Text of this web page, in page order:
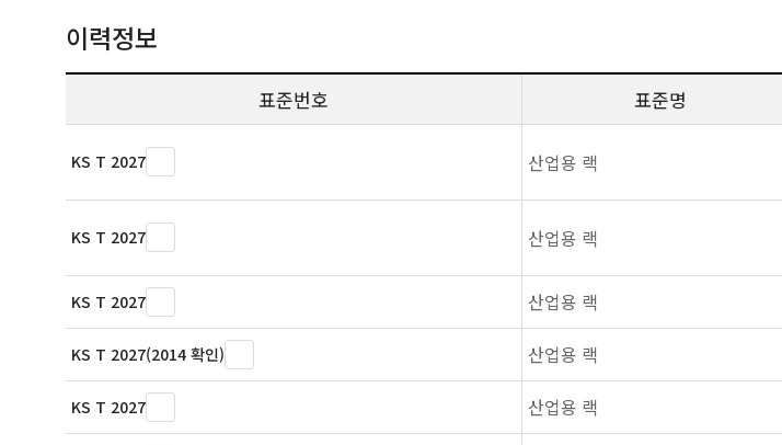
이력정보
표준번호 표준명
KS T 2027 산업용 랙
KS T 2027 산업용 랙
KS T 2027 산업용 랙
KS T 2027(2014 확인) 산업용 랙
KS T 2027 산업용 랙